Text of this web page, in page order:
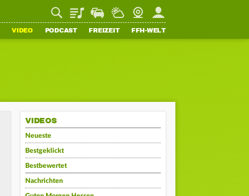
PlaylistStaupilotWetterWebcamMein FFH
VIDEO PODCAST FREIZEIT FFH-WELT
VIDEOS
Neueste
Bestgeklickt
Bestbewertet
Nachrichten